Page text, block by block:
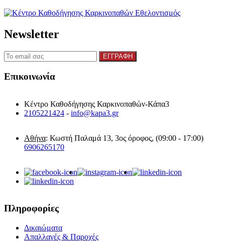
Newsletter
Επικοινωνία
Κέντρο Καθοδήγησης Καρκινοπαθών-Κάπα3
2105221424 - info@kapa3.gr
Αθήνα: Κωστή Παλαμά 13, 3ος όροφος, (09:00 - 17:00)
6906265170
Πληροφορίες
Δικαιώματα
Απαλλαγές & Παροχές